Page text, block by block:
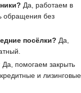
Да, работаем в
обращения без
посёлки? Да,
Да, помогаем закрыть
и лизинговые